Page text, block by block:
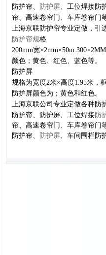
防护帘、
防护屏、工位焊接防
帘、高速卷帘门、车库卷帘门
上海京联防护帘专业定做，引
防护帘规格
200mm宽
颜色；黄色、红色、蓝色等。
防护屏
规格为宽度2米×高度1.95米，
防护屏颜色为；黄色和红色。
上海京联公司专业定做各种防
防护帘、防护屏、工位焊接防
帘、高速卷帘门、车库卷帘门
防护帘、
防护屏、车间围栏防